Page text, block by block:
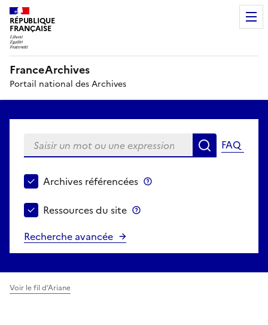
RÉPUBLIQUE
FRANÇAISE
FranceArchives
Portail national des Archives
Saisir un mot ou une expression Rechercher
FAQ
Choisir le périmètre de recherche
Archives référencées
Ressources du site
Recherche avancée
Voir le fil d’Ariane